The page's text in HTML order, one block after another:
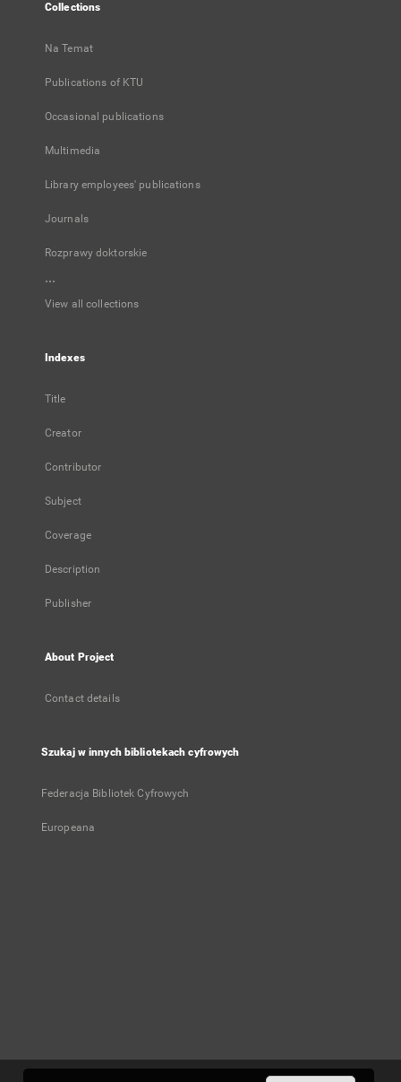
Collections
Na Temat
Publications of KTU
Occasional publications
Multimedia
Library employees' publications
Journals
Rozprawy doktorskie
...
View all collections
Indexes
Title
Creator
Contributor
Subject
Coverage
Description
Publisher
About Project
Contact details
Szukaj w innych bibliotekach cyfrowych
Federacja Bibliotek Cyfrowych
Europeana